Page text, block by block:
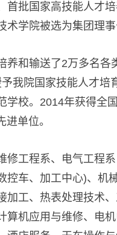
首批国家高技能人才
学院被选为集团理事
养和输送了2万多名各
我院国家技能人才培
校。2014年获得全
单位。
修工程系、电气工程
控车、加工中心)、机
加工、热表处理技术
算机应用与维修、电